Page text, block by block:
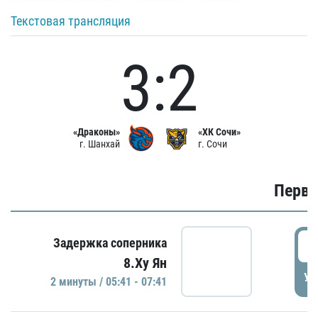
Текстовая трансляция
«Драконы»
г. Шанхай
3:2
«ХК Сочи»
г. Сочи
Задержка соперника
8.Ху Ян
2 минуты / 05:41 - 07:41